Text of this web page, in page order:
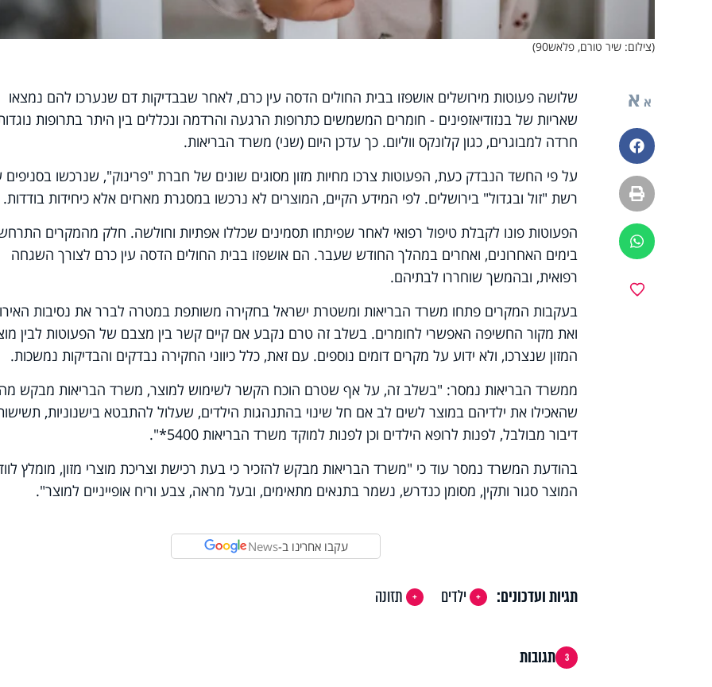
(צילום: שיר טורם, פלאש90)
א א
פייסבוק
הדפסה
ווטסאפ
שלושה פעוטות מירושלים אושפזו בבית החולים הדסה עין כרם, לאחר שבבדיקות דם שנערכו להם נמצאו
שאריות של בנזודיאזפינים - חומרים המשמשים כתרופות הרגעה והרדמה ונכללים בין היתר בתרופות
חרדה למבוגרים, כגון קלונקס ווליום. כך עדכן היום (שני) משרד הבריאות.
על פי החשד הנבדק כעת, הפעוטות צרכו מחיות מזון מסוגים שונים של חברת "פרינוק", שנרכשו
רשת "זול ובגדול" בירושלים. לפי המידע הקיים, המוצרים לא נרכשו במסגרת מארזים אלא כיחידות בודדות.
הפעוטות פונו לקבלת טיפול רפואי לאחר שפיתחו תסמינים שכללו אפתיות וחולשה. חלק מהמקרים
בימים האחרונים, ואחרים במהלך החודש שעבר. הם אושפזו בבית החולים הדסה עין כרם לצורך השגחה
רפואית, ובהמשך שוחררו לבתיהם.
בעקבות המקרים פתחו משרד הבריאות ומשטרת ישראל בחקירה משותפת במטרה לברר את נסיבות
ואת מקור החשיפה האפשרי לחומרים. בשלב זה טרם נקבע אם קיים קשר בין מצבם של הפעוטות לבין
המזון שנצרכו, ולא ידוע על מקרים דומים נוספים. עם זאת, כלל כיווני החקירה נבדקים והבדיקות נמשכות.
ממשרד הבריאות נמסר: "בשלב זה, על אף שטרם הוכח הקשר לשימוש למוצר, משרד הבריאות מבקש
שהאכילו את ילדיהם במוצר לשים לב אם חל שינוי בהתנהגות הילדים, שעלול להתבטא בישנוניות,
דיבור מבולבל, לפנות לרופא הילדים וכן לפנות למוקד משרד הבריאות 5400*".
בהודעת המשרד נמסר עוד כי "משרד הבריאות מבקש להזכיר כי בעת רכישת וצריכת מוצרי מזון, מומלץ
המוצר סגור ותקין, מסומן כנדרש, נשמר בתנאים מתאימים, ובעל מראה, צבע וריח אופייניים למוצר".
עקבו אחרינו ב-News
תגיות ועדכונים: ילדים תזונה
3 תגובות